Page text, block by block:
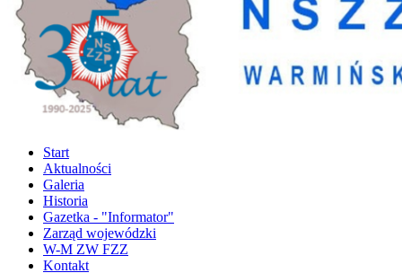
Start
Aktualności
Galeria
Historia
Gazetka - "Informator"
Zarząd wojewódzki
W-M ZW FZZ
Kontakt